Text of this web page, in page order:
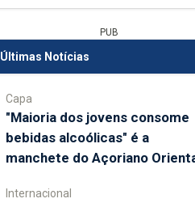
PUB
Últimas Notícias
Capa
"Maioria dos jovens consome
bebidas alcoólicas" é a
manchete do Açoriano
Internacional